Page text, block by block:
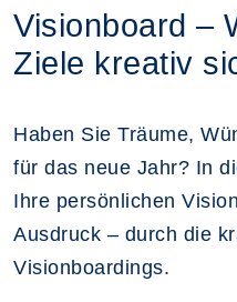
Visionboard –
Ziele kreativ
Haben Sie Träume,
für das neue Jahr? In
Ihre persönlichen
Ausdruck – durch die
Visionboardings.